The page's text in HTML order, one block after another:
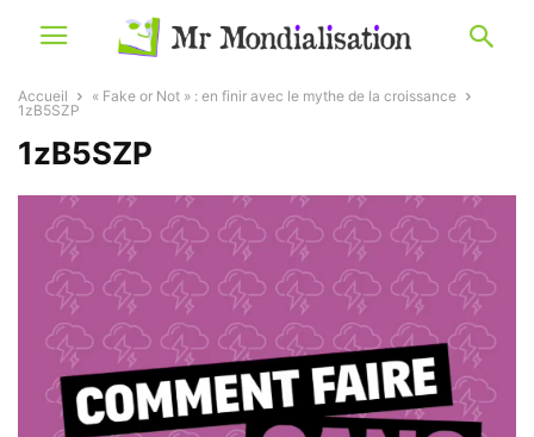
Accueil
« Fake or Not » : en finir avec le mythe de la croissance
1zB5SZP
1zB5SZP